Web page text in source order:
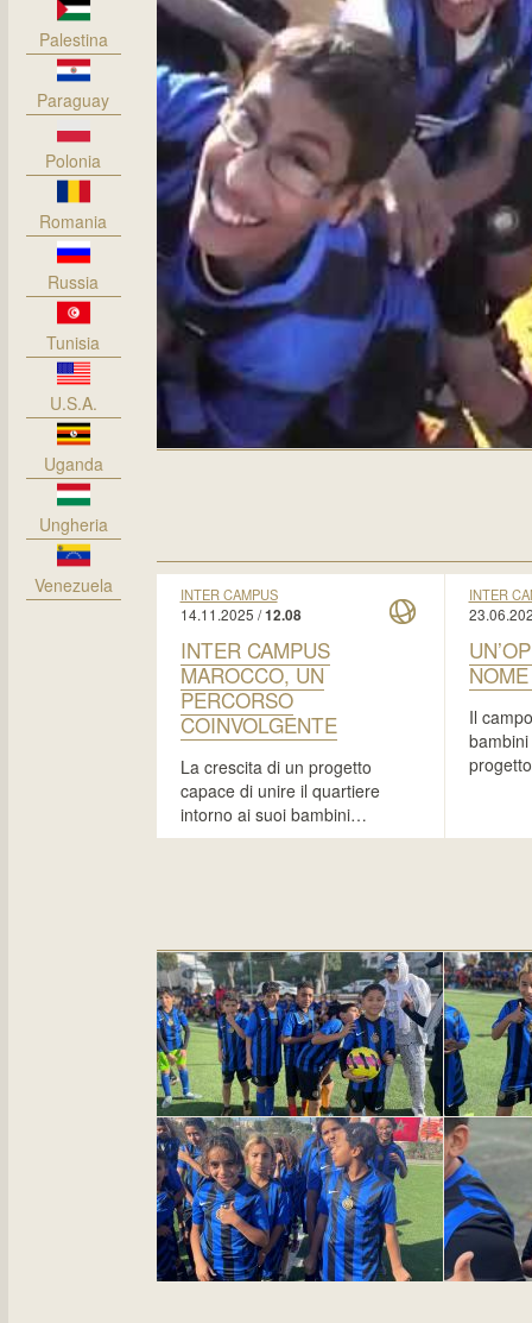
Palestina
Paraguay
Polonia
Romania
Russia
Tunisia
U.S.A.
Uganda
Ungheria
Venezuela INTER CAMPUS
14.11.2025 /12.08
INTER CAMPUS
MAROCCO, UN
PERCORSO
COINVOLGENTE
La crescita di un progetto
capace di unire il quartiere
intorno ai suoi bambini…
INTER
Il